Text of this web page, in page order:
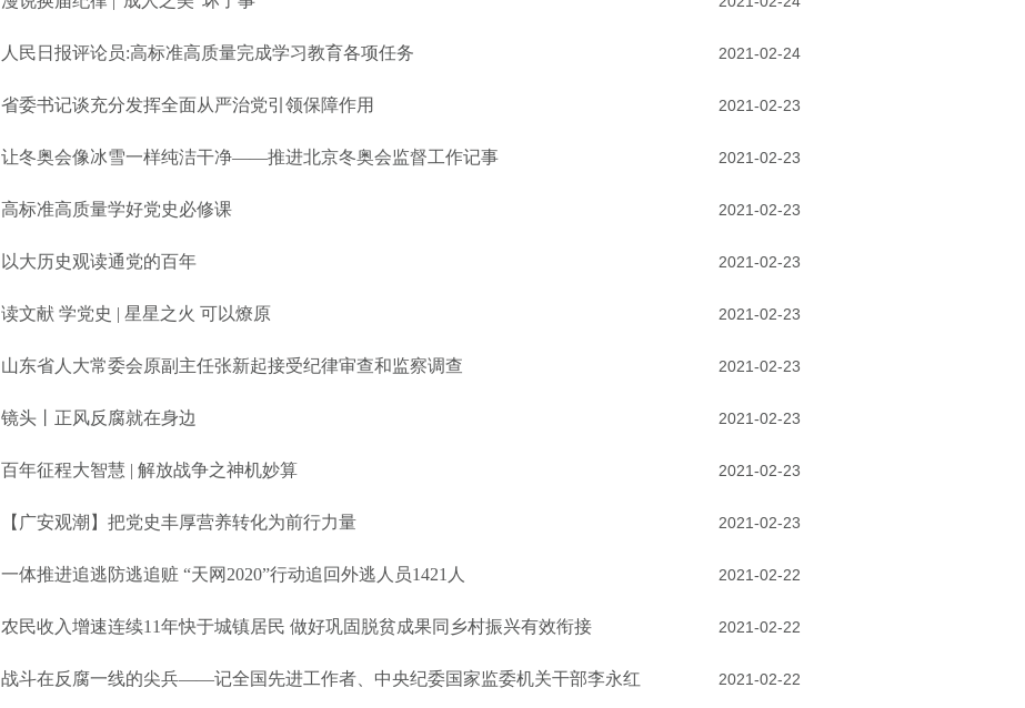
人民日报评论员:高标准高质量完成学习教育各项任务 2021-02-24
省委书记谈充分发挥全面从严治党引领保障作用 2021-02-23
让冬奥会像冰雪一样纯洁干净——推进北京冬奥会监督工作记事 2021-02-23
高标准高质量学好党史必修课 2021-02-23
以大历史观读通党的百年
专访中国人民大学中共党史系教授杨凤城
2021-02-23
读文献 学党史 | 星星之火 可以燎原 2021-02-23
山东省人大常委会原副主任张新起接受纪律审查和监察调查 2021-02-23
镜头丨正风反腐就在身边 2021-02-23
百年征程大智慧 | 解放战争之神机妙算 2021-02-23
【广安观潮】把党史丰厚营养转化为前行力量 2021-02-23
一体推进追逃防逃追赃 “天网2020”行动追回外逃人员1421人 2021-02-22
农民收入增速连续11年快于城镇居民 做好巩固脱贫成果同乡村振兴有效衔接 2021-02-22
战斗在反腐一线的尖兵——记全国先进工作者、中央纪委国家监委机关干部李永红 2021-02-22